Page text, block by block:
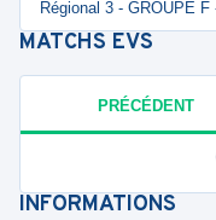
Régional 3 - GROUPE F
MATCHS EVS
PRÉCÉDENT
INFORMATIONS